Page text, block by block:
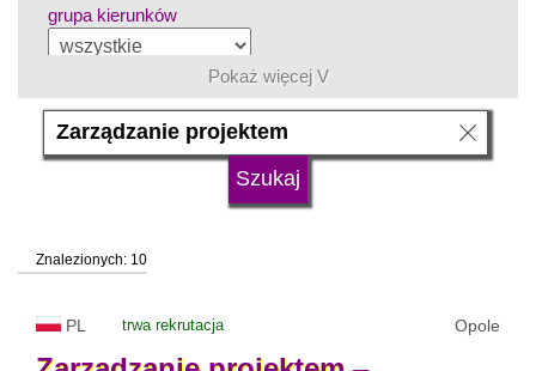
grupa kierunków
język
status uczelni
Pokaż więcej V
Znalezionych: 10
PL trwa rekrutacja Opole